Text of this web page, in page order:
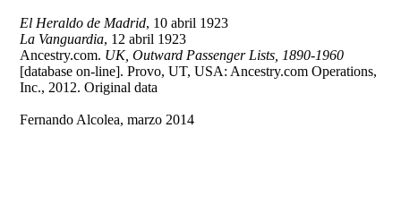
El Heraldo de Madrid, 10 abril 1923
La Vanguardia, 12 abril 1923
Ancestry.com. UK, Outward Passenger Lists, 1890-1960
[database on-line]. Provo, UT, USA: Ancestry.com Operations,
Inc., 2012. Original data
Fernando Alcolea, marzo 2014